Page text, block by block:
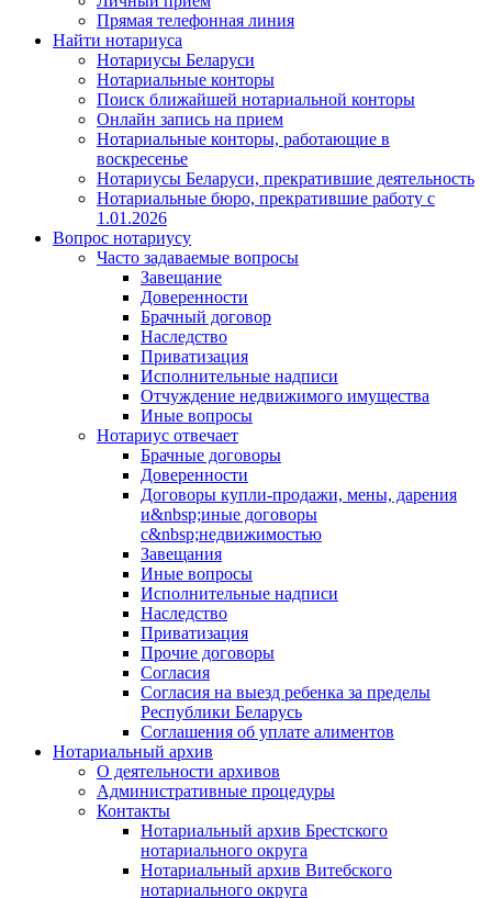
Прямая телефонная линия
Найти нотариуса
Нотариусы Беларуси
Нотариальные конторы
Поиск ближайшей нотариальной конторы
Онлайн запись на прием
Нотариальные конторы, работающие в
воскресенье
Нотариусы Беларуси, прекратившие деятельность
Нотариальные бюро, прекратившие работу с
1.01.2026
Вопрос нотариусу
Часто задаваемые вопросы
Завещание
Доверенности
Брачный договор
Наследство
Приватизация
Исполнительные надписи
Отчуждение недвижимого имущества
Иные вопросы
Нотариус отвечает
Брачные договоры
Доверенности
Договоры купли-продажи, мены, дарения
и&nbsp;иные договоры
с&nbsp;недвижимостью
Завещания
Иные вопросы
Исполнительные надписи
Наследство
Приватизация
Прочие договоры
Согласия
Согласия на выезд ребенка за пределы
Республики Беларусь
Соглашения об уплате алиментов
Нотариальный архив
О деятельности архивов
Административные процедуры
Контакты
Нотариальный архив Брестского
нотариального округа
Нотариальный архив Витебского
нотариального округа